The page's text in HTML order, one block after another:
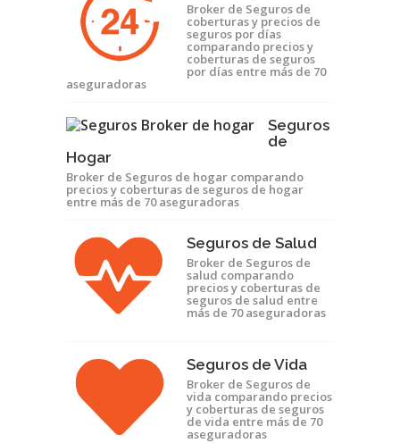
Broker de Seguros de
coberturas y precios de
seguros por días
comparando precios y
coberturas de seguros
por días entre más de 70
aseguradoras
Seguros
de
Hogar
Broker de Seguros de hogar comparando
precios y coberturas de seguros de hogar
entre más de 70 aseguradoras
Seguros de Salud
Broker de Seguros de
salud comparando
precios y coberturas de
seguros de salud entre
más de 70 aseguradoras
Seguros de Vida
Broker de Seguros de
vida comparando precios
y coberturas de seguros
de vida entre más de 70
aseguradoras